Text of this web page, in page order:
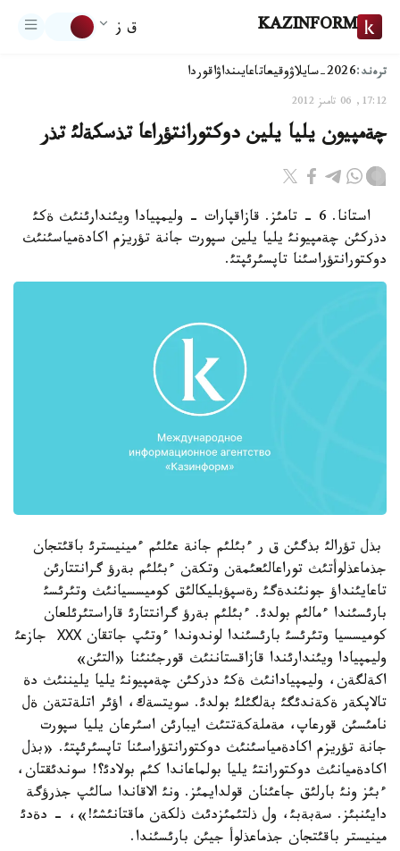
KAZINFORM ق ز
ترەند:2026-سايلاۋ وقيعاتاعايىنداۋاقوردا
17:12, 06 تامىز 2012
چةمپيون يليا يلين دوكتورانتؤراعا تذسكةلئ تذر
استانا. 6 - تامئز. قازاقپارات - وليمپيادا ويئندارئنئث ةكئ
دذركئن چةمپيونئ يليا يلين سپورت جانة تؤريزم اكادةمياسئنئث
دوكتورانتؤراسئنا تاپسئرئپتئ.
بذل تؤرالئ بذگئن ق ر ءبئلئم جانة عئلئم ءمينيسترئ باقئتجان
جذماعذلوأتئث توراعالئعئمةن وتكةن ءبئلئم بةرؤ گرانتتارئن
تاعايئنداؤ جونئندةگئ رةسپؤبليكالئق كوميسسيانئث وتئرئسئ
بارئسئندا ءمالئم بولدئ. ءبئلئم بةرؤ گرانتتارئ قاراستئرئلعان
كوميسسيا وتئرئسئ بارئسئندا لوندوندا ءوتئپ جاتقان ХХХ جازعئ
وليمپيادا ويئندارئندا قازاقستاننئث قورجئنئنا «التئن»
اكةلگةن، وليمپيادانئث ةكئ دذركئن چةمپيونئ يليا يليننئث دة
تالاپكةر ةكةندئگئ بةلگئلئ بولدئ. سويتسةك، اؤئر اتلةتتةن ةل
نامئسئن قورعاپ، مةملةكةتتئث ايبارئن اسئرعان يليا سپورت
جانة تؤريزم اكادةمياسئنئث دوكتورانتؤراسئنا تاپسئرئپتئ. «بذل
اكادةميانئث دوكتورانتئ يليا بولماعاندا كئم بولادئ؟! سوندئقتان،
ءبئز ونئ بارلئق جاعئنان قولدايمئز. ونئ الاقاندا سالئپ جذرؤگة
دايئنبئز. سةبةبئ، ول ذلتئمئزدئث ذلكةن ماقتانئشئ!»، - دةدئ
مينيستر باقئتجان جذماعذلوأ جيئن بارئسئندا.